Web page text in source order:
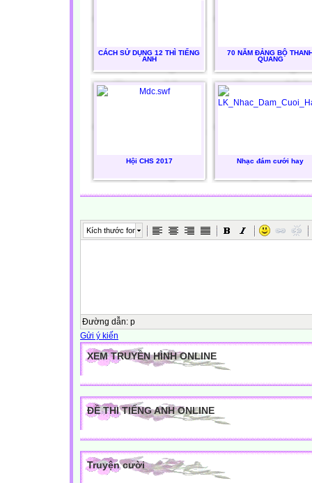
CÁCH SỬ DỤNG 12 THÌ TIẾNG
ANH
70 NĂM ĐẢNG BỘ
QUANG
Hội CHS 2017 Nhạc đám cưới hay
Kích thước font
Đường dẫn: p
Gửi ý kiến
XEM TRUYỀN HÌNH ONLINE
ĐỀ THI TIẾNG ANH ONLINE
Truyện cười